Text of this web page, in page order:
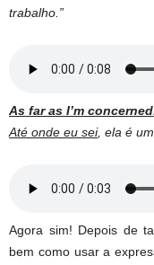
trabalho.”
As far as I’m concerned
Até onde eu sei, ela é
Agora sim! Depois de
bem como usar a